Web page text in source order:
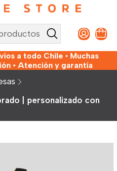
a todo Chile • Muchas
• Atención y garantía
| personalizado con